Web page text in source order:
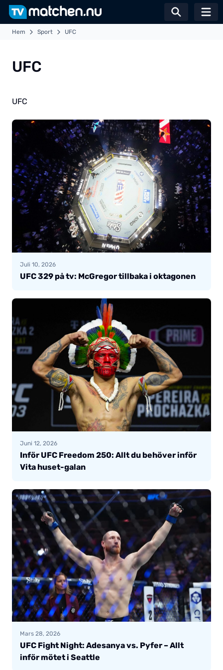
Växla
Hem Sport UFC
UFC
UFC
Juli 10, 2026
UFC 329 på tv: McGregor tillbaka i oktagonen
Juni 12, 2026
Inför UFC Freedom 250: Allt du behöver inför
Vita huset-galan
Mars 28, 2026
UFC Fight Night: Adesanya vs. Pyfer – Allt
inför mötet i Seattle